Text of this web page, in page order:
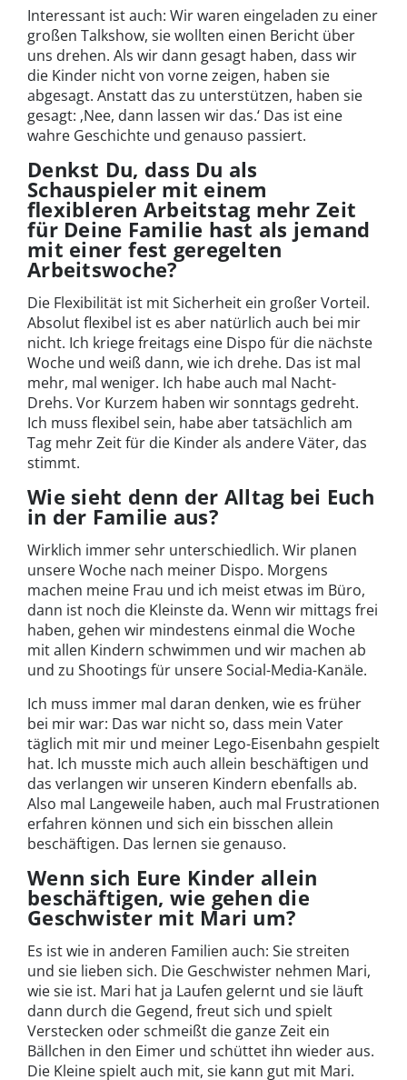
Interessant ist auch: Wir waren eingeladen zu einer
großen Talkshow, sie wollten einen Bericht über
uns drehen. Als wir dann gesagt haben, dass wir
die Kinder nicht von vorne zeigen, haben sie
abgesagt. Anstatt das zu unterstützen, haben sie
gesagt: ‚Nee, dann lassen wir das.‘ Das ist eine
wahre Geschichte und genauso passiert.
Denkst Du, dass Du als
Schauspieler mit einem
flexibleren Arbeitstag mehr Zeit
für Deine Familie hast als jemand
mit einer fest geregelten
Arbeitswoche?
Die Flexibilität ist mit Sicherheit ein großer Vorteil.
Absolut flexibel ist es aber natürlich auch bei mir
nicht. Ich kriege freitags eine Dispo für die nächste
Woche und weiß dann, wie ich drehe. Das ist mal
mehr, mal weniger. Ich habe auch mal Nacht-
Drehs. Vor Kurzem haben wir sonntags gedreht.
Ich muss flexibel sein, habe aber tatsächlich am
Tag mehr Zeit für die Kinder als andere Väter, das
stimmt.
Wie sieht denn der Alltag bei Euch
in der Familie aus?
Wirklich immer sehr unterschiedlich. Wir planen
unsere Woche nach meiner Dispo. Morgens
machen meine Frau und ich meist etwas im Büro,
dann ist noch die Kleinste da. Wenn wir mittags frei
haben, gehen wir mindestens einmal die Woche
mit allen Kindern schwimmen und wir machen ab
und zu Shootings für unsere Social-Media-Kanäle.
Ich muss immer mal daran denken, wie es früher
bei mir war: Das war nicht so, dass mein Vater
täglich mit mir und meiner Lego-Eisenbahn gespielt
hat. Ich musste mich auch allein beschäftigen und
das verlangen wir unseren Kindern ebenfalls ab.
Also mal Langeweile haben, auch mal Frustrationen
erfahren können und sich ein bisschen allein
beschäftigen. Das lernen sie genauso.
Wenn sich Eure Kinder allein
beschäftigen, wie gehen die
Geschwister mit Mari um?
Es ist wie in anderen Familien auch: Sie streiten
und sie lieben sich. Die Geschwister nehmen Mari,
wie sie ist. Mari hat ja Laufen gelernt und sie läuft
dann durch die Gegend, freut sich und spielt
Verstecken oder schmeißt die ganze Zeit ein
Bällchen in den Eimer und schüttet ihn wieder aus.
Die Kleine spielt auch mit, sie kann gut mit Mari.